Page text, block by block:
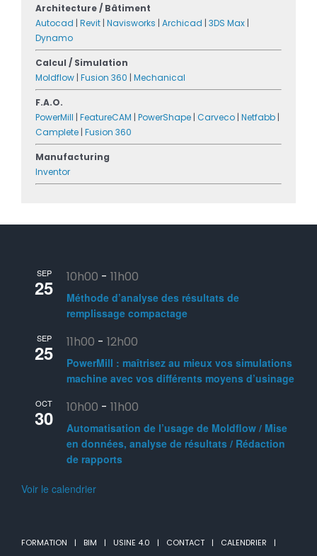
Architecture / Bâtiment
Autocad | Revit | Navisworks | Archicad | 3DS Max |
Dynamo
Calcul / Simulation
Moldflow | Fusion 360 | Mechanical
F.A.O.
PowerMill | FeatureCAM | PowerShape | Carveco | Netfabb |
Camplete | Fusion 360
Manufacturing
Inventor
SEP
25 10h00 - 11h00
Méthode d’analyse des résultats de
remplissage compactage
SEP
25 11h00 - 12h00
PowerMill : maîtrisez au mieux vos simulations
machine avec vos différents moyens d’usinage
OCT
30 10h00 - 11h00
Automatisation de l’usage de Moldflow / Mise
en données, analyse de résultats / Rédaction
de rapports
Voir le calendrier
FORMATION BIM USINE 4.0 CONTACT
CALENDRIER